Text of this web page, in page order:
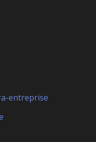
entreprise